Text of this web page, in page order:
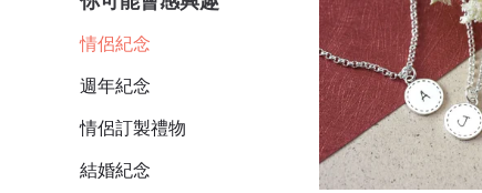
情侶紀念
週年紀念
情侶訂製禮物
結婚紀念